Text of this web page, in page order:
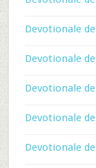
Devotionale
Devotionale
Devotionale
Devotionale
Devotionale